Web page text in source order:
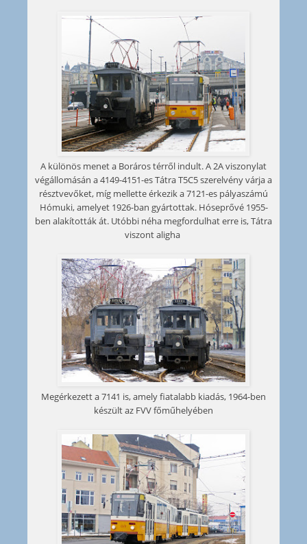
A különös menet a Boráros térről indult. A 2A viszonylat
végállomásán a 4149-4151-es Tátra T5C5 szerelvény várja a
résztvevőket, míg mellette érkezik a 7121-es pályaszámú
Hómuki, amelyet 1926-ban gyártottak. Hóseprővé 1955-
ben alakították át. Utóbbi néha megfordulhat erre is, Tátra
viszont aligha
Megérkezett a 7141 is, amely fiatalabb kiadás, 1964-ben
készült az FVV főműhelyében